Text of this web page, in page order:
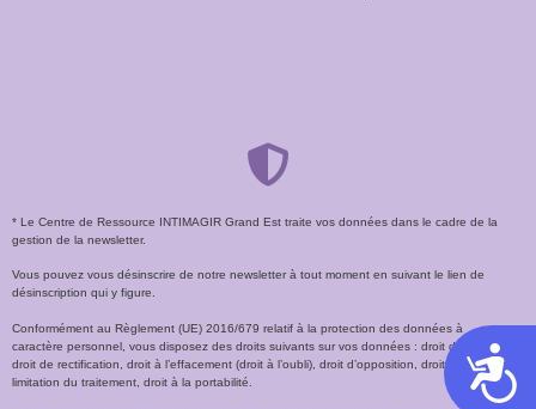
* Le Centre de Ressource INTIMAGIR Grand Est traite vos données dans le cadre de la
gestion de la newsletter.
Vous pouvez vous désinscrire de notre newsletter à tout moment en suivant le lien de
désinscription qui y figure.
Conformément au Règlement (UE) 2016/679 relatif à la protection des données à
caractère personnel, vous disposez des droits suivants sur vos données : droit d’accès,
droit de rectification, droit à l’effacement (droit à l’oubli), droit d’opposition, droit à la
limitation du traitement, droit à la portabilité.